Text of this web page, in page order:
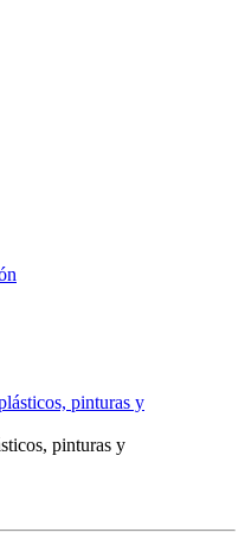
pinturas y